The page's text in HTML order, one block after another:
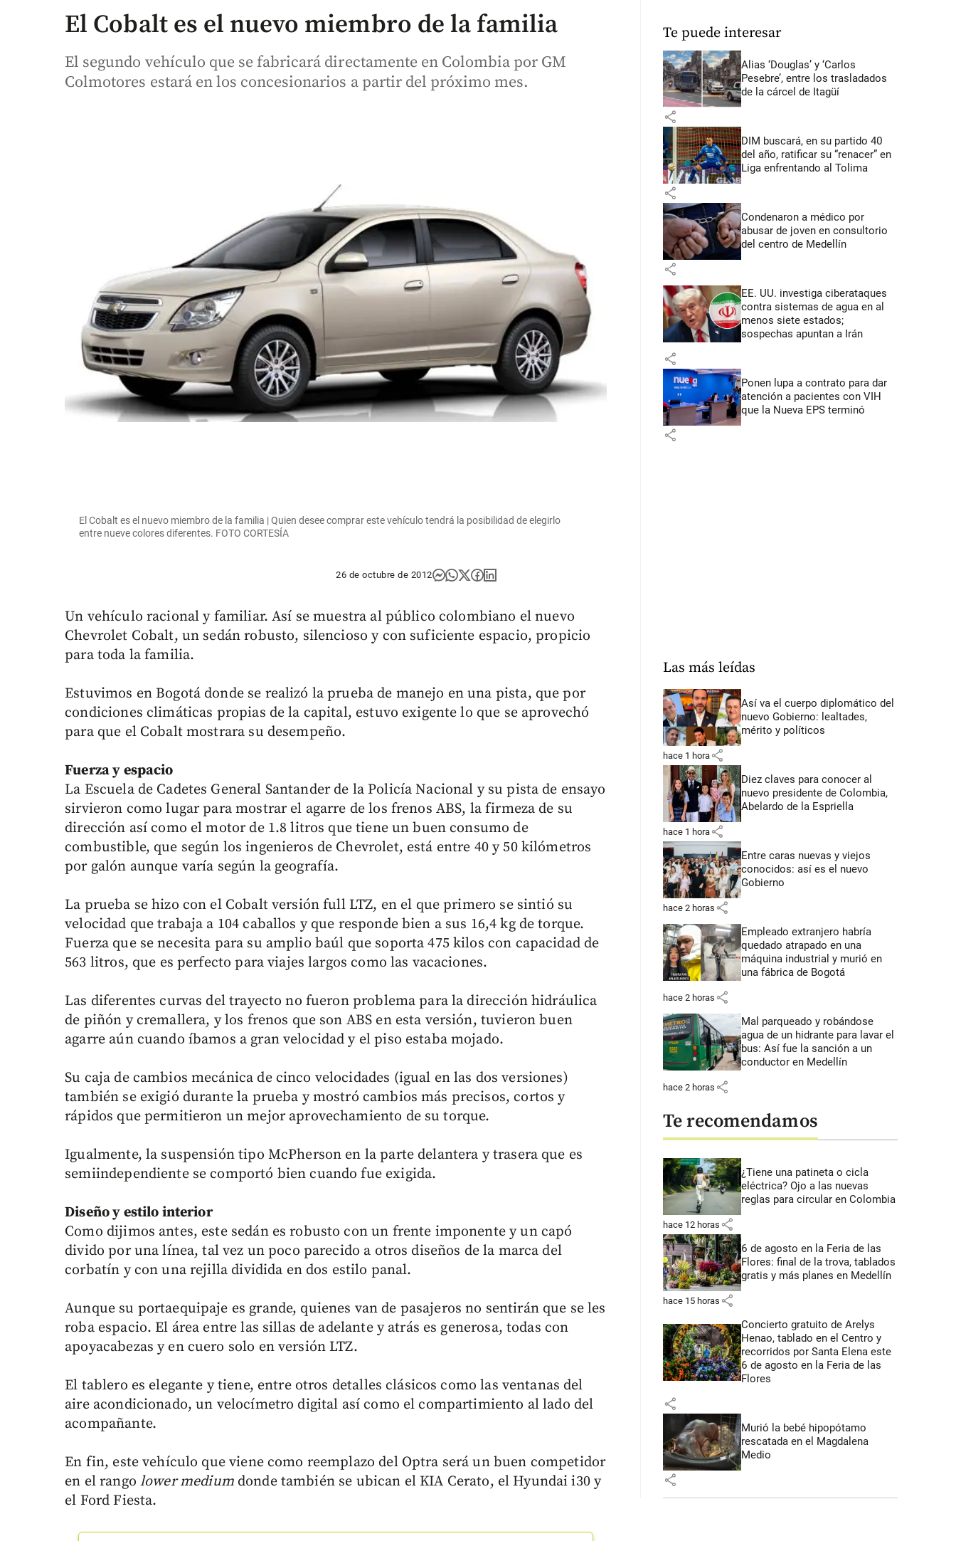
El Cobalt es el nuevo miembro de la familia
El segundo vehículo que se fabricará directamente en Colombia por GM
Colmotores estará en los concesionarios a partir del próximo mes.
El Cobalt es el nuevo miembro de la familia | Quien desee comprar este vehículo tendrá la posibilidad de elegirlo
entre nueve colores diferentes. FOTO CORTESÍA
26 de octubre de 2012
Un vehículo racional y familiar. Así se muestra al público colombiano el nuevo
Chevrolet Cobalt, un sedán robusto, silencioso y con suficiente espacio, propicio
para toda la familia.
Estuvimos en Bogotá donde se realizó la prueba de manejo en una pista, que por
condiciones climáticas propias de la capital, estuvo exigente lo que se aprovechó
para que el Cobalt mostrara su desempeño.
Fuerza y espacio
La Escuela de Cadetes General Santander de la Policía Nacional y su pista de ensayo
sirvieron como lugar para mostrar el agarre de los frenos ABS, la firmeza de su
dirección así como el motor de 1.8 litros que tiene un buen consumo de
combustible, que según los ingenieros de Chevrolet, está entre 40 y 50 kilómetros
por galón aunque varía según la geografía.
La prueba se hizo con el Cobalt versión full LTZ, en el que primero se sintió su
velocidad que trabaja a 104 caballos y que responde bien a sus 16,4 kg de torque.
Fuerza que se necesita para su amplio baúl que soporta 475 kilos con capacidad de
563 litros, que es perfecto para viajes largos como las vacaciones.
Las diferentes curvas del trayecto no fueron problema para la dirección hidráulica
de piñón y cremallera, y los frenos que son ABS en esta versión, tuvieron buen
agarre aún cuando íbamos a gran velocidad y el piso estaba mojado.
Su caja de cambios mecánica de cinco velocidades (igual en las dos versiones)
también se exigió durante la prueba y mostró cambios más precisos, cortos y
rápidos que permitieron un mejor aprovechamiento de su torque.
Igualmente, la suspensión tipo McPherson en la parte delantera y trasera que es
semiindependiente se comportó bien cuando fue exigida.
Diseño y estilo interior
Como dijimos antes, este sedán es robusto con un frente imponente y un capó
divido por una línea, tal vez un poco parecido a otros diseños de la marca del
corbatín y con una rejilla dividida en dos estilo panal.
Aunque su portaequipaje es grande, quienes van de pasajeros no sentirán que se les
roba espacio. El área entre las sillas de adelante y atrás es generosa, todas con
apoyacabezas y en cuero solo en versión LTZ.
El tablero es elegante y tiene, entre otros detalles clásicos como las ventanas del
aire acondicionado, un velocímetro digital así como el compartimiento al lado del
acompañante.
En fin, este vehículo que viene como reemplazo del Optra será un buen competidor
en el rango lower medium donde también se ubican el KIA Cerato, el Hyundai i30 y
el Ford Fiesta.
Te puede interesar
Alias ‘Douglas’ y ‘Carlos
Pesebre’, entre los trasladados
de la cárcel de Itagüí
share
DIM buscará, en su partido 40
del año, ratificar su “renacer” en
Liga enfrentando al Tolima
share
Condenaron a médico por
abusar de joven en consultorio
del centro de Medellín
share
EE. UU. investiga ciberataques
contra sistemas de agua en al
menos siete estados;
sospechas apuntan a Irán
share
Ponen lupa a contrato para dar
atención a pacientes con VIH
que la Nueva EPS terminó
share
Las más leídas
Así va el cuerpo diplomático del
nuevo Gobierno: lealtades,
mérito y políticos
hace 1 hora share
Diez claves para conocer al
nuevo presidente de Colombia,
Abelardo de la Espriella
hace 1 hora share
Entre caras nuevas y viejos
conocidos: así es el nuevo
Gobierno
hace 2 horas share
Empleado extranjero habría
quedado atrapado en una
máquina industrial y murió en
una fábrica de Bogotá
hace 2 horas share
Mal parqueado y robándose
agua de un hidrante para lavar el
bus: Así fue la sanción a un
conductor en Medellín
hace 2 horas share
Te recomendamos
¿Tiene una patineta o cicla
eléctrica? Ojo a las nuevas
reglas para circular en Colombia
hace 12 horas share
6 de agosto en la Feria de las
Flores: final de la trova, tablados
gratis y más planes en Medellín
hace 15 horas share
Concierto gratuito de Arelys
Henao, tablado en el Centro y
recorridos por Santa Elena este
6 de agosto en la Feria de las
Flores
share
Murió la bebé hipopótamo
rescatada en el Magdalena
Medio
share